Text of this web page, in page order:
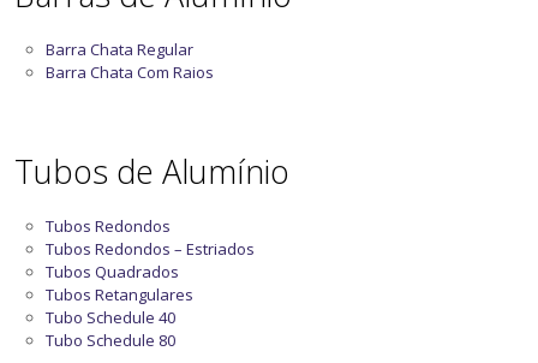
Barra Chata Regular
Barra Chata Com Raios
Tubos de Alumínio
Tubos Redondos
Tubos Redondos – Estriados
Tubos Quadrados
Tubos Retangulares
Tubo Schedule 40
Tubo Schedule 80